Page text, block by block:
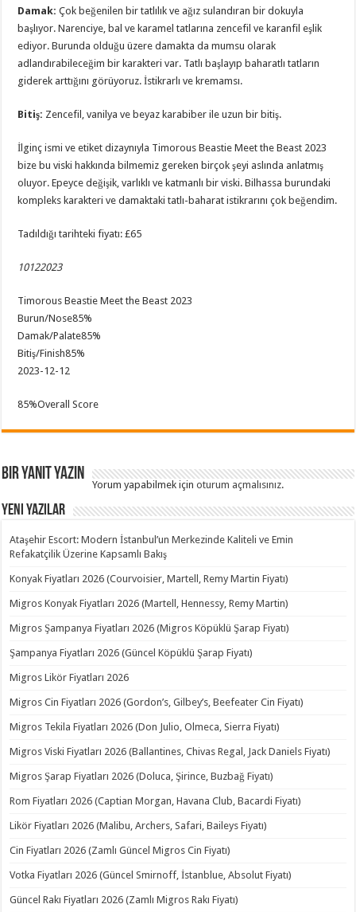
Damak: Çok beğenilen bir tatlılık ve ağız sulandıran bir dokuyla
başlıyor. Narenciye, bal ve karamel tatlarına zencefil ve karanfil eşlik
ediyor. Burunda olduğu üzere damakta da mumsu olarak
adlandırabileceğim bir karakteri var. Tatlı başlayıp baharatlı tatların
giderek arttığını görüyoruz. İstikrarlı ve kremamsı.
Bitiş: Zencefil, vanilya ve beyaz karabiber ile uzun bir bitiş.
İlginç ismi ve etiket dizaynıyla Timorous Beastie Meet the Beast 2023
bize bu viski hakkında bilmemiz gereken birçok şeyi aslında anlatmış
oluyor. Epeyce değişik, varlıklı ve katmanlı bir viski. Bilhassa burundaki
kompleks karakteri ve damaktaki tatlı-baharat istikrarını çok beğendim.
Tadıldığı tarihteki fiyatı: £65
10122023
Timorous Beastie Meet the Beast 2023
Burun/Nose85%
Damak/Palate85%
Bitiş/Finish85%
2023-12-12
85%Overall Score
Bir yanıt yazın
Yorum yapabilmek içinoturum açmalısınız.
Yeni Yazılar
Ataşehir Escort: Modern İstanbul’un Merkezinde Kaliteli ve Emin
Refakatçilik Üzerine Kapsamlı Bakış
Konyak Fiyatları 2026 (Courvoisier, Martell, Remy Martin Fiyatı)
Migros Konyak Fiyatları 2026 (Martell, Hennessy, Remy Martin)
Migros Şampanya Fiyatları 2026 (Migros Köpüklü Şarap Fiyatı)
Şampanya Fiyatları 2026 (Güncel Köpüklü Şarap Fiyatı)
Migros Likör Fiyatları 2026
Migros Cin Fiyatları 2026 (Gordon’s, Gilbey’s, Beefeater Cin Fiyatı)
Migros Tekila Fiyatları 2026 (Don Julio, Olmeca, Sierra Fiyatı)
Migros Viski Fiyatları 2026 (Ballantines, Chivas Regal, Jack Daniels Fiyatı)
Migros Şarap Fiyatları 2026 (Doluca, Şirince, Buzbağ Fiyatı)
Rom Fiyatları 2026 (Captian Morgan, Havana Club, Bacardi Fiyatı)
Likör Fiyatları 2026 (Malibu, Archers, Safari, Baileys Fiyatı)
Cin Fiyatları 2026 (Zamlı Güncel Migros Cin Fiyatı)
Votka Fiyatları 2026 (Güncel Smirnoff, İstanblue, Absolut Fiyatı)
Güncel Rakı Fiyatları 2026 (Zamlı Migros Rakı Fiyatı)